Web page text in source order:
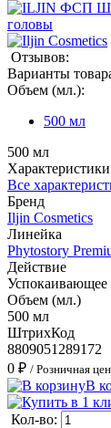
Отзывов:
Варианты
Объем (мл.):
500 мл
500 мл
Все
Бренд
Iljin Cosmetics
Линейка
Phytostory
Действие
Успокаивающее
Объем (мл.)
500 мл
ШтрихКод
8809051289172
0 ₽ / Розничная
В
Кол-во: